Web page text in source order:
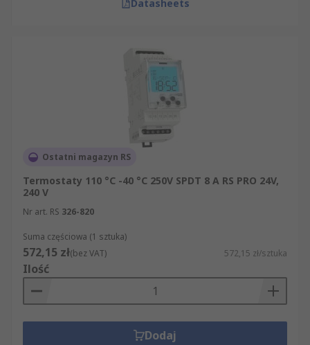
Datasheets
Ostatni magazyn RS
Termostaty 110 °C -40 °C 250V SPDT 8 A RS PRO 24V,
240 V
Nr art. RS 326-820
Suma częściowa (1 sztuka)
572,15 zł(bez VAT) 572,15 zł/sztuka
Ilość
Dodaj